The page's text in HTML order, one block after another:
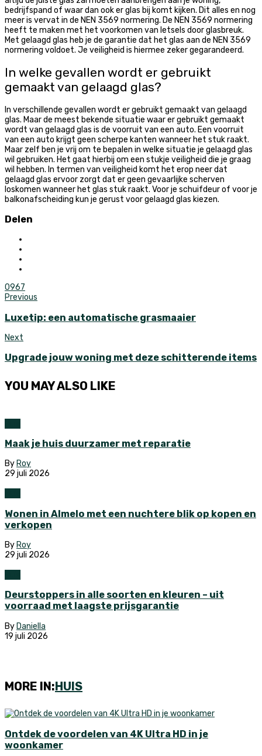
bedrijfspand of waar dan ook er glas bij komt kijken. Dit alles en nog
meer is vervat in de NEN 3569 normering. De NEN 3569 normering
heeft te maken met het voorkomen van letsels door glasbreuk.
Met gelaagd glas heb je de garantie dat het glas aan de NEN 3569
normering voldoet. Je veiligheid is hiermee zeker gegarandeerd.
In welke gevallen wordt er gebruikt
gemaakt van gelaagd glas?
In verschillende gevallen wordt er gebruikt gemaakt van gelaagd
glas. Maar de meest bekende situatie waar er gebruikt gemaakt
wordt van gelaagd glas is de voorruit van een auto. Een voorruit
van een auto krijgt geen scherpe kanten wanneer het stuk raakt.
Maar zelf ben je vrij om te bepalen in welke situatie je gelaagd glas
wil gebruiken. Het gaat hierbij om een stukje veiligheid die je graag
wil hebben. In termen van veiligheid komt het erop neer dat
gelaagd glas ervoor zorgt dat er geen gevaarlijke scherven
loskomen wanneer het glas stuk raakt. Voor je schuifdeur of voor je
balkonafscheiding kun je gerust voor gelaagd glas kiezen.
Delen
0967
Previous
Luxetip: een automatische grasmaaier
Next
Upgrade jouw woning met deze schitterende items
YOU MAY ALSO LIKE
Maak je huis duurzamer met reparatie
By Roy
29 juli 2026
Wonen in Almelo met een nuchtere blik op kopen en
verkopen
By Roy
29 juli 2026
Deurstoppers in alle soorten en kleuren – uit
voorraad met laagste prijsgarantie
By Daniella
19 juli 2026
MORE IN:HUIS
Ontdek de voordelen van 4K Ultra HD in je
woonkamer